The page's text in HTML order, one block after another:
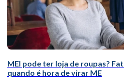
MEI pode ter loja de roupas?
quando é hora de virar ME